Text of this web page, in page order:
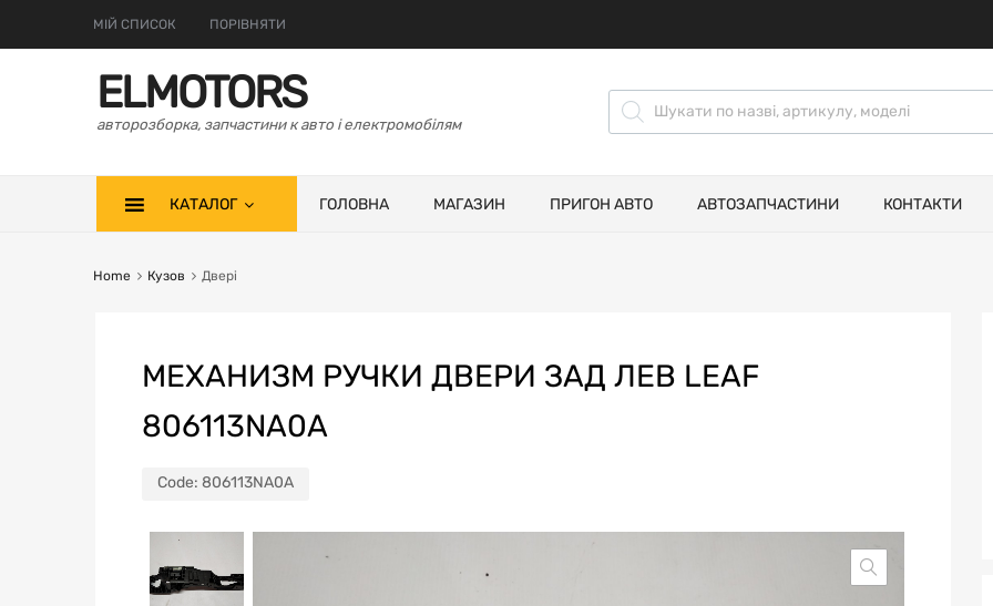
МІЙ СПИСОК ПОРІВНЯТИ
ELMOTORS
авторозборка, запчастини к авто і електромобілям
КАТАЛОГ ГОЛОВНА МАГАЗИН ПРИГОН АВТО АВТОЗАПЧАСТИНИ КОНТАКТИ
Home Кузов Двері
МЕХАНИЗМ РУЧКИ ДВЕРИ ЗАД ЛЕВ LEAF
806113NA0A
Code: 806113NA0A